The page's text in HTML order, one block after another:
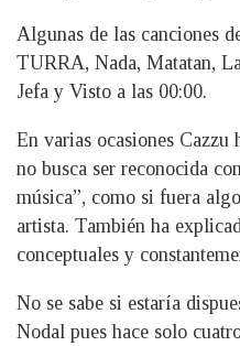
Algunas de las canciones
TURRA, Nada, Matatan,
Jefa y Visto a las 00:00.
En varias ocasiones
no busca ser reconocida
música”, como si fuera
artista. También ha
conceptuales y
No se sabe si estaría
Nodal pues hace solo